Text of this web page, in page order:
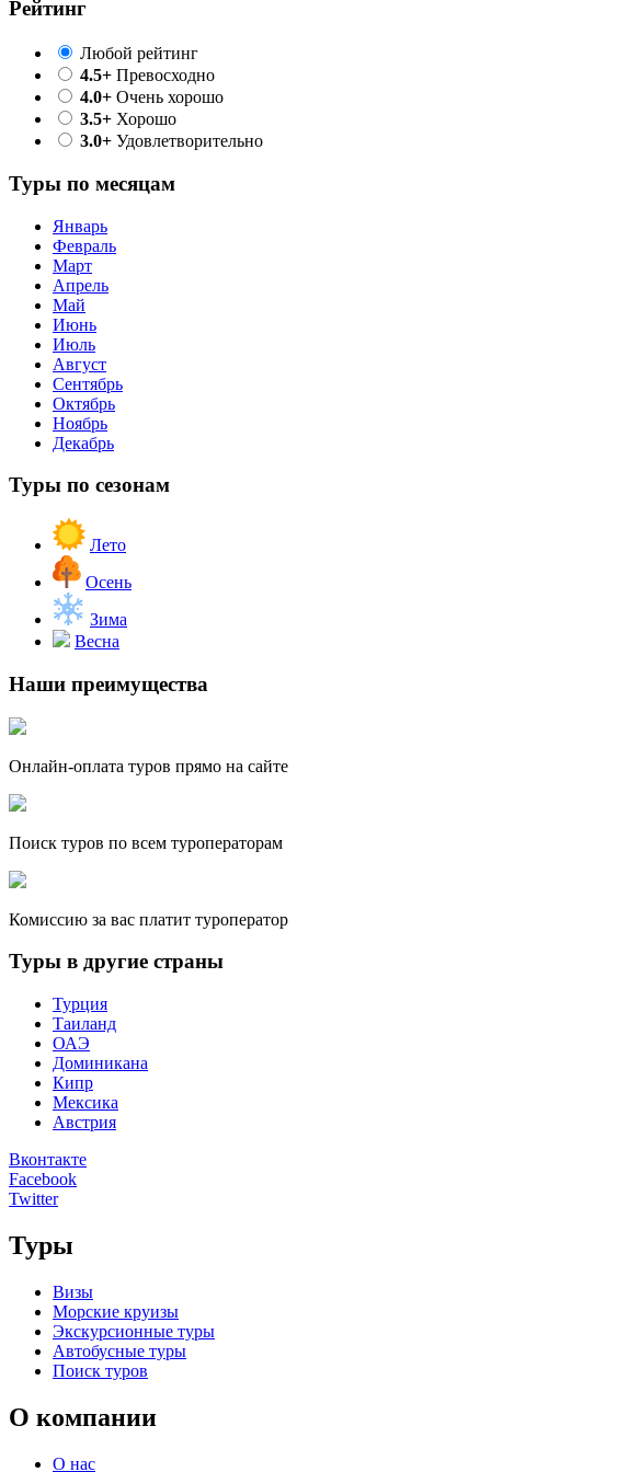
Рейтинг
Любой рейтинг
4.5+ Превосходно
4.0+ Очень хорошо
3.5+ Хорошо
3.0+ Удовлетворительно
Туры по месяцам
Январь
Февраль
Март
Апрель
Май
Июнь
Июль
Август
Сентябрь
Октябрь
Ноябрь
Декабрь
Туры по сезонам
Лето
Осень
Зима
Весна
Наши преимущества
Онлайн-оплата туров прямо на сайте
Поиск туров по всем туроператорам
Комиссию за вас платит туроператор
Туры в другие страны
Турция
Таиланд
ОАЭ
Доминикана
Кипр
Мексика
Австрия
Вконтакте
Facebook
Twitter
Туры
Визы
Морские круизы
Экскурсионные туры
Автобусные туры
Поиск туров
О компании
О нас